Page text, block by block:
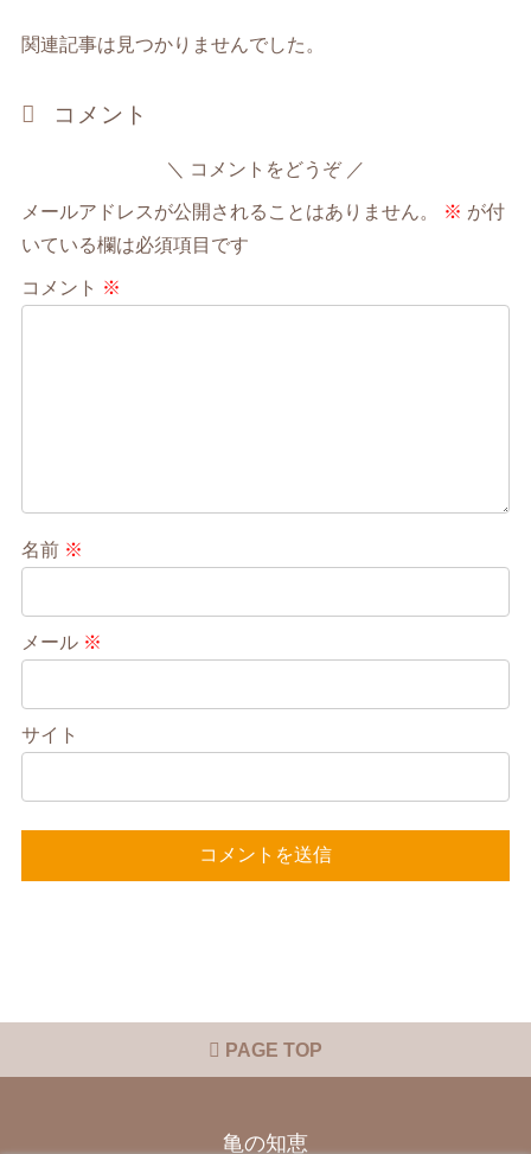
関連記事は見つかりませんでした。
コメント
コメントをどうぞ
メールアドレスが公開されることはありません。 ※ が付
いている欄は必須項目です
コメント ※
名前 ※
メール ※
サイト
PAGE TOP
亀の知恵